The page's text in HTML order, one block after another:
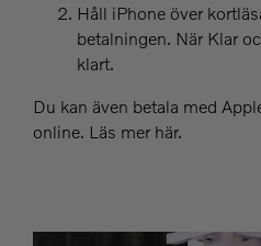
Håll iPhone över
betalningen. När Klar
klart.
Du kan även betala med
online. Läs mer här.